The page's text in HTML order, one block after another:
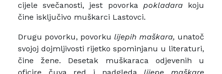
cijele svečanosti, jest povorka pokladarakoju
čine isključivo muškarci Lastovci.
Drugu povorku, povorku lijepih maškara, unatoč
svojoj dojmljivosti rijetko spominjanu u literaturi,
čine žene. Desetak muškaraca odjevenih u